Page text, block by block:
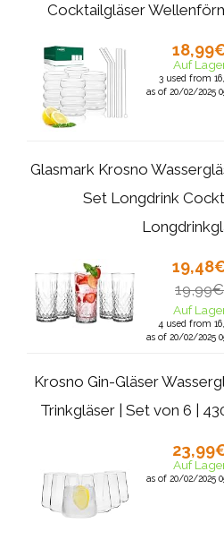
Cocktailgläser
Auf
3 used from
as of 20/02/2025
Glasmark Krosno
Set Longdrink
19,99€
Auf
4 used from
as of 20/02/2025
Krosno Gin-Gläser
Trinkgläser | Set von 6 |
Auf
as of 20/02/2025